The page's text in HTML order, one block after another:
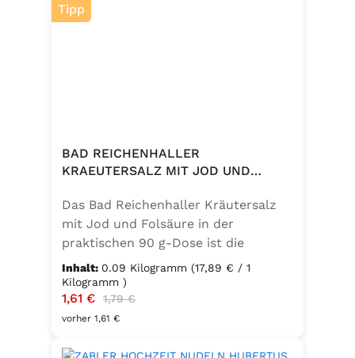
Tipp
BAD REICHENHALLER
KRAEUTERSALZ MIT JOD UND
Das Bad Reichenhaller Kräutersalz
mit Jod und Folsäure in der
praktischen 90 g-Dose ist die
aromatische Würzmischung für eine
bewusste Ernährung. Fein
abgestimmte Gartenkräuter
verbinden sich mit hochwertigem
Inhalt: 0.09 Kilogramm (17,89 € / 1
Kilogramm )
Verkaufspreis:
1,61 € Regulärer Preis:
1,79 €
vorher 1,61 €